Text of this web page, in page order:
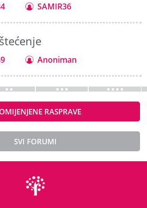
SAMIR36
Anoniman
RASPRAVE
SVI FORUMI